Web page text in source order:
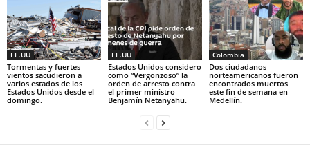
EE.UU
Tormentas y fuertes
vientos sacudieron a
varios estados de los
Estados Unidos desde el
domingo.
EE.UU
Estados Unidos considero
como “Vergonzoso” la
orden de arresto contra
el primer ministro
Benjamín Netanyahu.
Colombia
Dos ciudadanos
norteamericanos fueron
encontrados muertos
este fin de semana en
Medellín.